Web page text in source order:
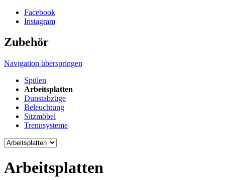
Facebook
Instagram
Zubehör
Navigation überspringen
Spülen
Arbeitsplatten
Dunstabzüge
Beleuchtung
Sitzmöbel
Trennsysteme
Arbeitsplatten